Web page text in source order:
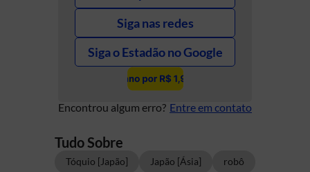
Siga nas redes
Siga o Estadão no Google
Encontrou algum erro? Entre em contato
Tudo Sobre
Tóquio [Japão] Japão [Ásia] robô